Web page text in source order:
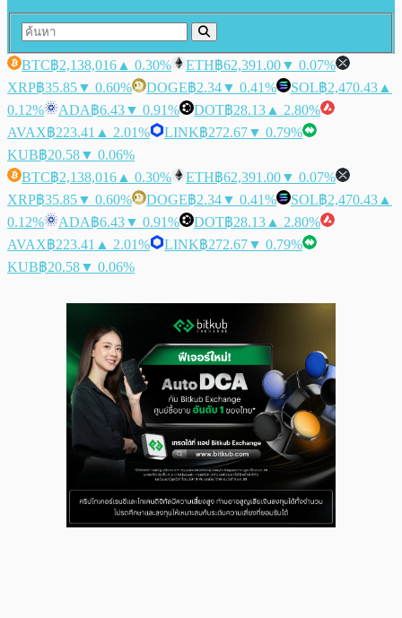
BTC฿2,138,016 ▲ 0.30% ETH฿62,391.00▼ 0.07%
XRP฿35.85▼ 0.60% DOGE฿2.34▼ 0.41% SOL฿2,470.43 ▲
0.12%
ADA฿6.43▼ 0.91% DOT฿28.13 ▲ 2.80%
AVAX฿223.41 ▲ 2.01% LINK฿272.67▼ 0.79%
KUB฿20.58▼ 0.06%
BTC฿2,138,016 ▲ 0.30% ETH฿62,391.00▼ 0.07%
XRP฿35.85▼ 0.60% DOGE฿2.34▼ 0.41% SOL฿2,470.43 ▲
0.12%
ADA฿6.43▼ 0.91% DOT฿28.13 ▲ 2.80%
AVAX฿223.41 ▲ 2.01% LINK฿272.67▼ 0.79%
KUB฿20.58▼ 0.06%